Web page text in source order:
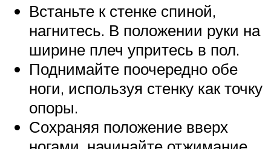
Встаньте к стенке спиной,
нагнитесь. В положении руки на
ширине плеч упритесь в пол.
Поднимайте поочередно обе
ноги, используя стенку как точку
опоры.
Сохраняя положение вверх